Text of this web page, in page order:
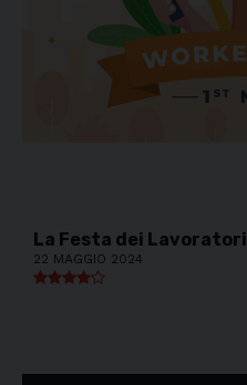
La Festa dei Lavoratori
22 MAGGIO 2024